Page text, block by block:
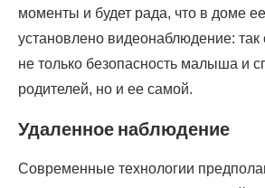
моменты и будет рада, что в доме
установлено видеонаблюдение: так
не только безопасность малыша и
родителей, но и ее самой.
Удаленное наблюдение
Современные технологии